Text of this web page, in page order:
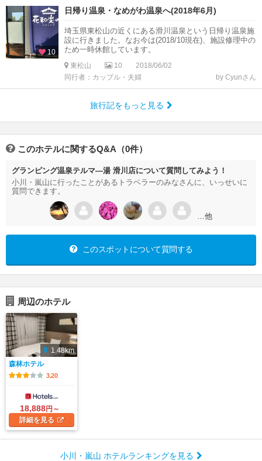
10
日帰り温泉・なめがわ温泉へ(2018年6月)
埼玉県東松山の近くにある滑川温泉という日帰り温泉施
設に行きました。なお今は(2018/10現在)、施設修理中の
ため一時休館しています。
東松山 10
2018/06/02
同行者：カップル・夫婦
by Cyunさん
旅行記をもっと見る
このホテルに関するQ&A（0件）
グランピング温泉テルマ―湯 滑川店について質問してみよう！
小川・嵐山に行ったことがあるトラベラーのみなさんに、いっせいに
質問できます。
…他
このスポットについて質問する
周辺のホテル
1.48km
森林ホテル
3.20
18,888円～
詳細を見る
小川・嵐山 ホテルランキングを見る